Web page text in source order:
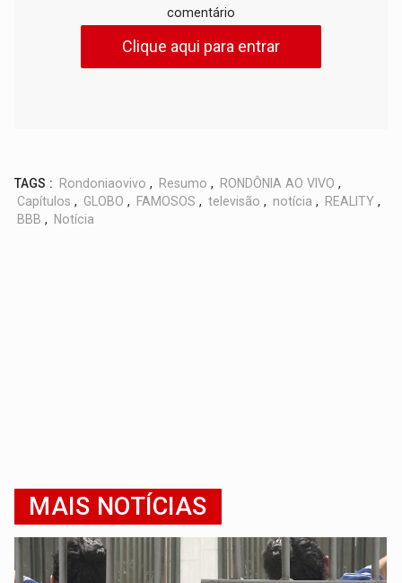
comentário
Clique aqui para entrar
TAGS : Rondoniaovivo , Resumo , RONDÔNIA AO VIVO ,
Capítulos , GLOBO , FAMOSOS , televisão , notícia , REALITY ,
BBB , Notícia
MAIS NOTÍCIAS